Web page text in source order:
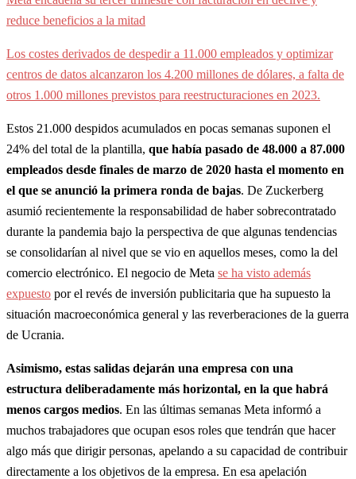
reduce beneficios a la mitad
Los costes derivados de despedir a 11.000 empleados y optimizar
centros de datos alcanzaron los 4.200 millones de dólares, a falta de
otros 1.000 millones previstos para reestructuraciones en 2023.
Estos 21.000 despidos acumulados en pocas semanas suponen el
24% del total de la plantilla, que había pasado de 48.000 a 87.000
empleados desde finales de marzo de 2020 hasta el momento en
el que se anunció la primera ronda de bajas. De Zuckerberg
asumió recientemente la responsabilidad de haber sobrecontratado
durante la pandemia bajo la perspectiva de que algunas tendencias
se consolidarían al nivel que se vio en aquellos meses, como la del
comercio electrónico. El negocio de Meta se ha visto además
expuesto por el revés de inversión publicitaria que ha supuesto la
situación macroeconómica general y las reverberaciones de la guerra
de Ucrania.
Asimismo, estas salidas dejarán una empresa con una
estructura deliberadamente más horizontal, en la que habrá
menos cargos medios. En las últimas semanas Meta informó a
muchos trabajadores que ocupan esos roles que tendrán que hacer
algo más que dirigir personas, apelando a su capacidad de contribuir
directamente a los objetivos de la empresa. En esa apelación